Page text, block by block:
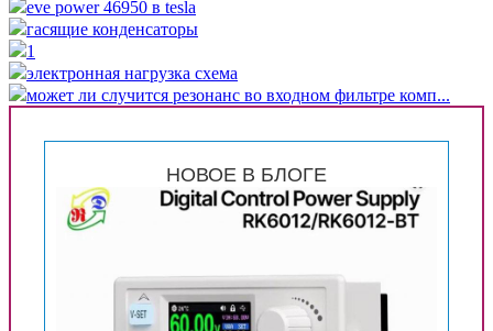
eve power 46950 в tesla
гасящие конденсаторы
1
электронная нагрузка схема
может ли случится резонанс во входном фильтре комп...
НОВОЕ В БЛОГЕ